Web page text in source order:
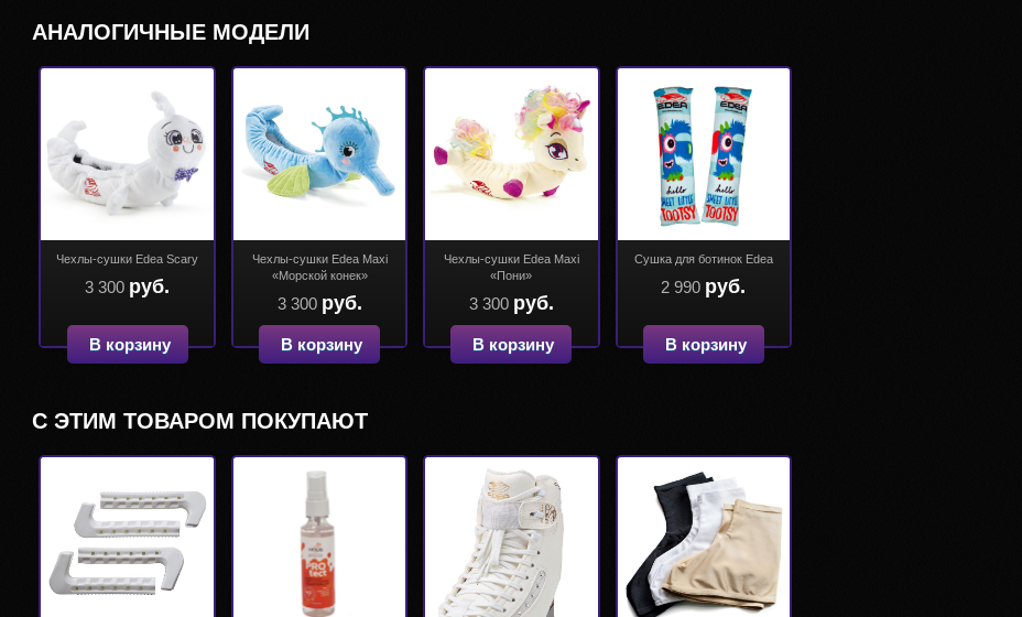
АНАЛОГИЧНЫЕ МОДЕЛИ
Чехлы-сушки Edea Scary
3 300 руб.
В корзину
Чехлы-сушки Edea Maxi
«Морской конек»
3 300 руб.
В корзину
Чехлы-сушки Edea Maxi
«Пони»
3 300 руб.
В корзину
Сушка для ботинок Edea
2 990 руб.
В корзину
С ЭТИМ ТОВАРОМ ПОКУПАЮТ